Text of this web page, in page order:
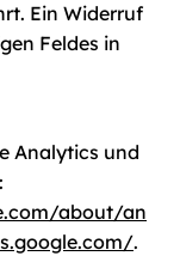
Ein Widerruf
Feldes in
Analytics und
about/an
.